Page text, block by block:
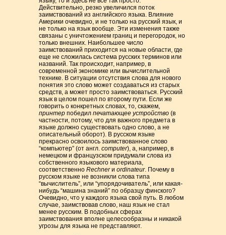
Действительно, резко увеличился поток
заимствований из английского языка. Влияние
Америки очевидно, и не только на русский язык, и
не только на язык вообще. Эти изменения также
связаны с уничтожением границ и перегородок, но
только внешних. Наибольшее число
заимствований приходится на новые области, где
еще не сложилась система русских терминов или
названий. Так происходит, например, в
современной экономике или вычислительной
технике. В ситуации отсутствия слова для нового
понятия это слово может создаваться из старых
средств, а может просто заимствоваться. Русский
язык в целом пошел по второму пути. Если же
говорить о конкретных словах, то, скажем,
принтер победилпечатающее устройство (в
частности, потому, что для важного предмета в
языке должно существовать одно слово, а не
описательный оборот). В русском языке
прекрасно освоилось заимствованное слово
“компьютер” (от англ.computer), а, например, в
немецком и французском придумали слова из
собственного языкового материала,
соответственноRechnerиordinateur. Почему в
русском языке не возникли слова типа
“вычислитель”, или “упорядочиватель”, или какая-
нибудь “машина знаний” по образцу финского?
Очевидно, что у каждого языка свой путь. В любом
случае, заимствовав слово, наш язык не стал
менее русским. В подобных сферах
заимствования вполне целесообразны и никакой
угрозы для языка не представляют.